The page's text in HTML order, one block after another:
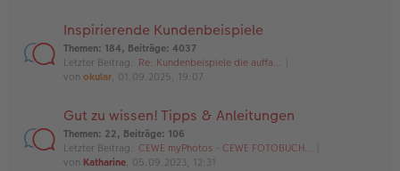
Inspirierende Kundenbeispiele
Themen: 184, Beiträge: 4037
Letzter Beitrag: Re: Kundenbeispiele die auffa…
von okular, 01.09.2025, 19:07
Gut zu wissen! Tipps & Anleitungen
Themen: 22, Beiträge: 106
Letzter Beitrag: CEWE myPhotos - CEWE FOTOBUCH…
von Katharine, 05.09.2023, 12:31